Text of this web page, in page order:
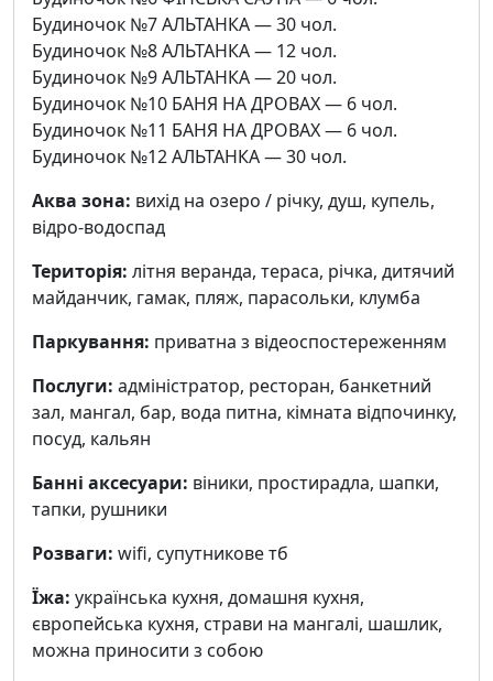
Будиночок №7 АЛЬТАНКА — 30 чол.
Будиночок №8 АЛЬТАНКА — 12 чол.
Будиночок №9 АЛЬТАНКА — 20 чол.
Будиночок №10 БАНЯ НА ДРОВАХ — 6 чол.
Будиночок №11 БАНЯ НА ДРОВАХ — 6 чол.
Будиночок №12 АЛЬТАНКА — 30 чол.
Аква зона: вихід на озеро / річку, душ, купель,
відро-водоспад
Територія: літня веранда, тераса, річка, дитячий
майданчик, гамак, пляж, парасольки, клумба
Паркування: приватна з відеоспостереженням
Послуги: адміністратор, ресторан, банкетний
зал, мангал, бар, вода питна, кімната відпочинку,
посуд, кальян
Банні аксесуари: віники, простирадла, шапки,
тапки, рушники
Розваги: wifi, cупутникове тб
Їжа: українська кухня, домашня кухня,
європейська кухня, страви на мангалі, шашлик,
можна приносити з собою